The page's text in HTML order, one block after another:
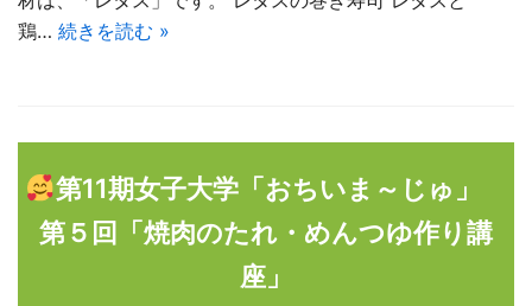
鶏… 続きを読む »
第11期女子大学「おちいま～じゅ」
第５回「焼肉のたれ・めんつゆ作り講
座」